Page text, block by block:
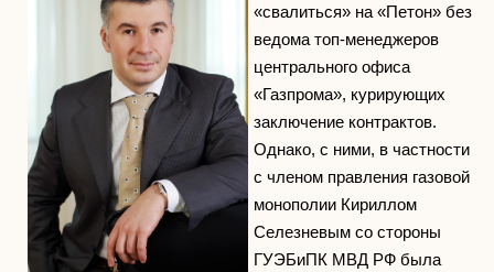
«свалиться» на «Петон» без
ведома топ-менеджеров
центрального офиса
«Газпрома», курирующих
заключение контрактов.
Однако, с ними, в частности
с членом правления газовой
монополии Кириллом
Селезневым со стороны
ГУЭБиПК МВД РФ была